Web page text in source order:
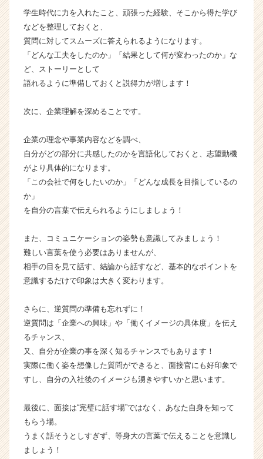
が
就
活
サ
イ
チ
ャ
リ
ア
（C
e
C
a
e
r）
学生時代に力を入れたこと、頑張った経験、そこから得た学び
などを整理しておくと、
質問に対してスムーズに答えられるようになります。
「どんな工夫をしたのか」「結果として何が変わったのか」な
ど、ストーリーとして
語れるように準備しておくと説得力が増します！
次に、企業理解を深めることです。
企業の理念や事業内容などを調べ、
自分がどの部分に共感したのかを言語化しておくと、志望動機
がより具体的になります。
「この会社で何をしたいのか」「どんな成長を目指しているの
か」
を自分の言葉で伝えられるようにしましょう！
また、コミュニケーションの姿勢も意識してみましょう！
難しい言葉を使う必要はありませんが、
相手の目を見て話す、結論から話すなど、基本的なポイントを
意識するだけで印象は大きく変わります。
さらに、逆質問の準備も忘れずに！
逆質問は「企業への興味」や「働くイメージの具体度」を伝え
るチャンス、
又、自分が企業の事を深く知るチャンスでもあります！
実際に働く姿を想像した質問ができると、面接官にも好印象で
すし、自分の入社後のイメージも湧きやすいかと思います。
最後に、面接は“完璧に話す場”ではなく、あなた自身を知って
もらう場。
うまく話そうとしすぎず、等身大の言葉で伝えることを意識し
ましょう！